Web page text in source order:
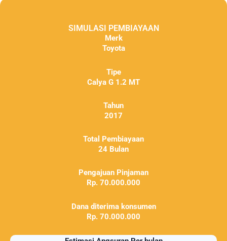
SIMULASI PEMBIAYAAN
Merk
Toyota
Tipe
Calya G 1.2 MT
Tahun
2017
Total Pembiayaan
24 Bulan
Pengajuan Pinjaman
Rp. 70.000.000
Dana diterima konsumen
Rp. 70.000.000